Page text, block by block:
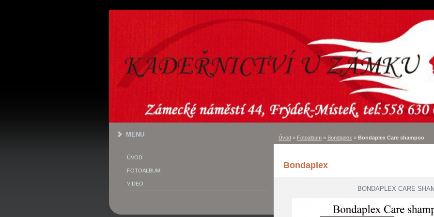
Úvod» Fotoalbum» Bondaplex » Bondaplex Care shampoo
Bondaplex
BONDAPLEX CARE
MENU
ÚVOD
FOTOALBUM
VIDEO